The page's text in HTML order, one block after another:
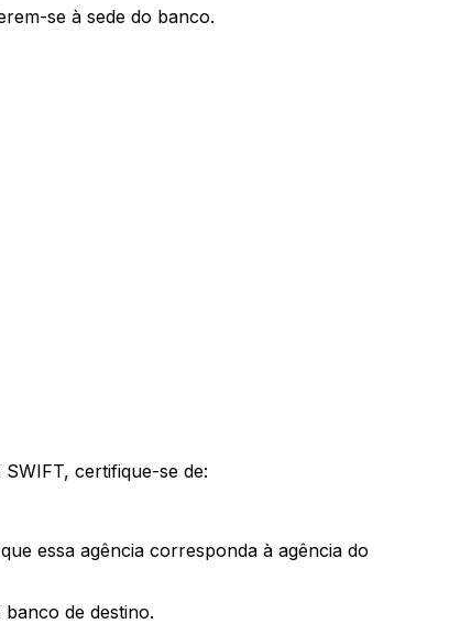
se à sede do banco.
certifique-se de:
essa agência corresponda à agência do
de destino.